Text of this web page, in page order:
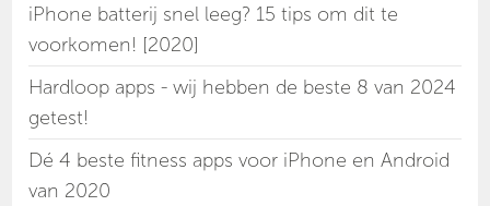
iPhone batterij snel leeg? 15 tips om dit te
voorkomen! [2020]
Hardloop apps - wij hebben de beste 8 van 2024
getest!
Dé 4 beste fitness apps voor iPhone en Android
van 2020